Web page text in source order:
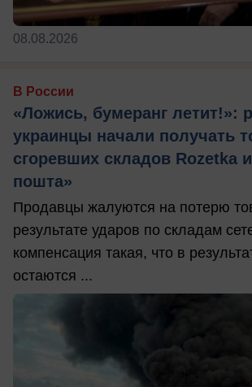
08.08.2026
В России
«Ложись, бумеранг
украинцы начали получать
сгоревших складов Rozetka
пошта»
Продавцы жалуются на потерю
результате ударов по складам
компенсация такая, что в
остаются ...